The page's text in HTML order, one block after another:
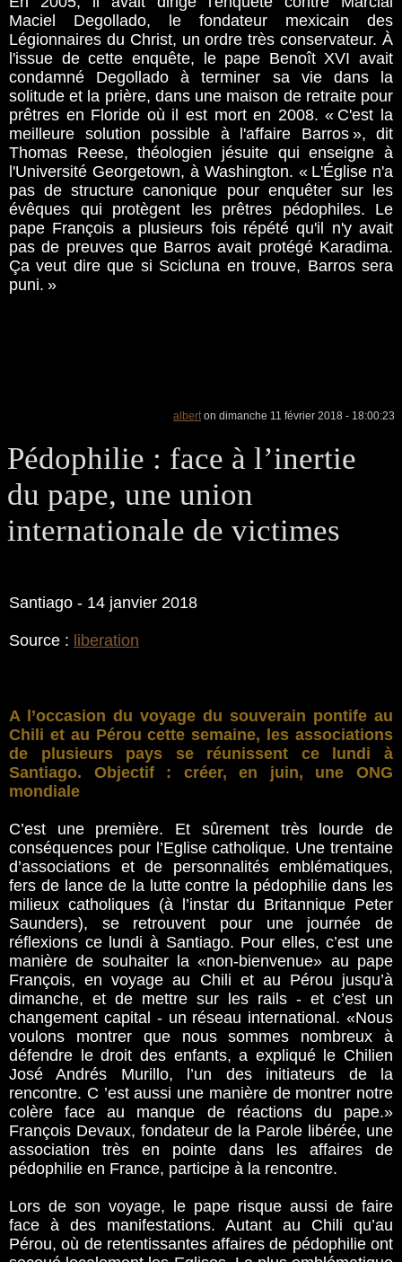
Maciel Degollado, le fondateur mexicain des
Légionnaires du Christ, un ordre très conservateur. À
l'issue de cette enquête, le pape Benoît XVI avait
condamné Degollado à terminer sa vie dans la
solitude et la prière, dans une maison de retraite pour
prêtres en Floride où il est mort en 2008. « C'est la
meilleure solution possible à l'affaire Barros », dit
Thomas Reese, théologien jésuite qui enseigne à
l'Université Georgetown, à Washington. « L'Église n'a
pas de structure canonique pour enquêter sur les
évêques qui protègent les prêtres pédophiles. Le
pape François a plusieurs fois répété qu'il n'y avait
pas de preuves que Barros avait protégé Karadima.
Ça veut dire que si Scicluna en trouve, Barros sera
puni. »
alberton dimanche 11 février 2018 - 18:00:23
Pédophilie : face à l’inertie
du pape, une union
internationale de victimes
Santiago - 14 janvier 2018
Source : liberation
A l’occasion du voyage du souverain pontife au
Chili et au Pérou cette semaine, les associations
de plusieurs pays se réunissent ce lundi à
Santiago. Objectif : créer, en juin, une ONG
mondiale
C’est une première. Et sûrement très lourde de
conséquences pour l’Eglise catholique. Une trentaine
d’associations et de personnalités emblématiques,
fers de lance de la lutte contre la pédophilie dans les
milieux catholiques (à l’instar du Britannique Peter
Saunders), se retrouvent pour une journée de
réflexions ce lundi à Santiago. Pour elles, c’est une
manière de souhaiter la «non-bienvenue» au pape
François, en voyage au Chili et au Pérou jusqu’à
dimanche, et de mettre sur les rails - et c’est un
changement capital - un réseau international. «Nous
voulons montrer que nous sommes nombreux à
défendre le droit des enfants, a expliqué le Chilien
José Andrés Murillo, l’un des initiateurs de la
rencontre. C ’est aussi une manière de montrer notre
colère face au manque de réactions du pape.»
François Devaux, fondateur de la Parole libérée, une
association très en pointe dans les affaires de
pédophilie en France, participe à la rencontre.
Lors de son voyage, le pape risque aussi de faire
face à des manifestations. Autant au Chili qu’au
Pérou, où de retentissantes affaires de pédophilie ont